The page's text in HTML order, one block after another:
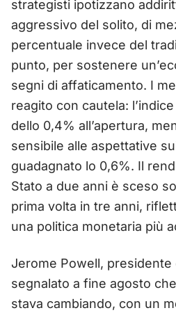
strategisti ipotizzano
aggressivo del solito, di
percentuale invece del
punto, per sostenere
segni di affaticamento. I
reagito con cautela: l’indice
dello 0,4% all’apertura,
sensibile alle aspettative
guadagnato lo 0,6%. Il
Stato a due anni è sceso
prima volta in tre anni,
una politica monetaria più
Jerome Powell, presidente
segnalato a fine agosto
stava cambiando, con un